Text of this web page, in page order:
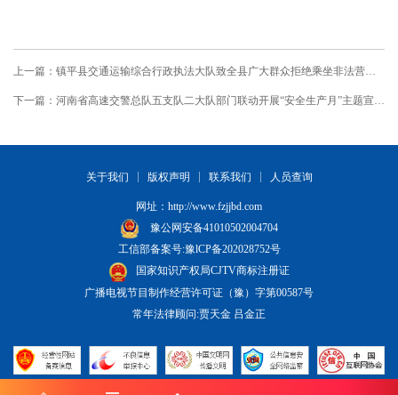
关于我们 版权声明 联系我们 人员查询
网址： http://www.fzjjbd.com
豫公网安备41010502004704
工信部备案号:豫lCP备202028752号
国家知识产权局CJTV商标注册证
广播电视节目制作经营许可证（豫）字第00587号
常年法律顾问:贾天金 吕金正